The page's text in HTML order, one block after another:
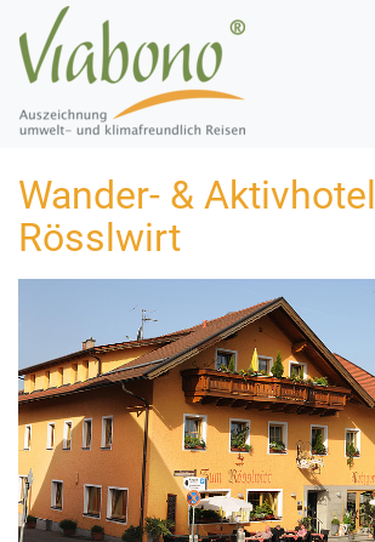
Wander- & Aktivhotel
Rösslwirt